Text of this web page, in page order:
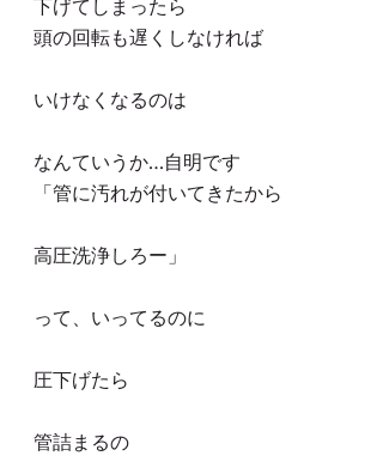
下げてしまったら
頭の回転も遅くしなければ
いけなくなるのは
なんていうか…自明です
「管に汚れが付いてきたから
高圧洗浄しろー」
って、いってるのに
圧下げたら
管詰まるの